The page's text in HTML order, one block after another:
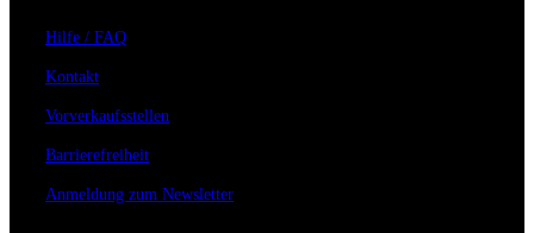
Hilfe / FAQ
Kontakt
Vorverkaufsstellen
Barrierefreiheit
Anmeldung zum Newsletter